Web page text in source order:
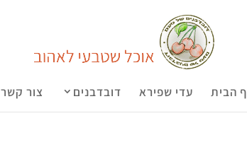
הבית עדי שפירא דובדבנים צור קשר